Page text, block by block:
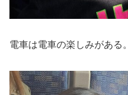
電車は電車の楽しみがある。